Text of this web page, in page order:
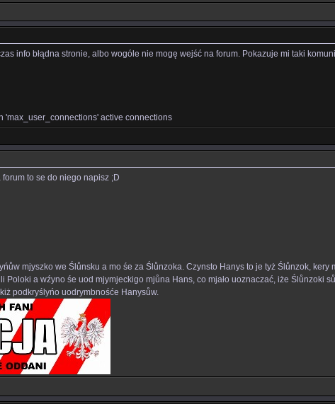
info błądna stronie, albo wogóle nie mogę wejść na forum. Pokazuje mi taki
'max_user_connections' active connections
to se do niego napisz ;D
mjyszko we Ślůnsku a mo śe za Ślůnzoka. Czynsto Hanys to je tyż Ślůnzok, kery
a wźyno śe uod mjymjeckigo mjůna Hans, co mjało uoznaczać, iże Ślůnzoki
podkryślyńo uodrymbnośće Hanysůw.